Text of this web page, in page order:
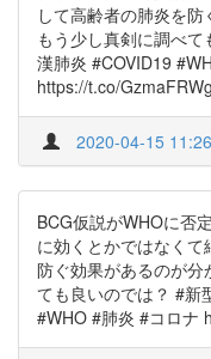
して高齢者の肺炎を
もう少し真剣に調べ
漢肺炎 #COVID19
https://t.co/
2020-04-15
BCG仮説がWHOに否
に効くとかではなく
防ぐ効果があるのが
ても良いのでは？ #新
#WHO #肺炎 #コロナ